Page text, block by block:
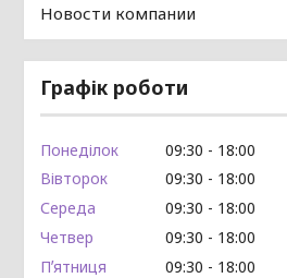
Новости компании
Графік роботи
Понеділок 09:30
18:00
Вівторок
09:30
18:00
Середа
09:30
18:00
Четвер
09:30
18:00
Пʼятниця
09:30
18:00